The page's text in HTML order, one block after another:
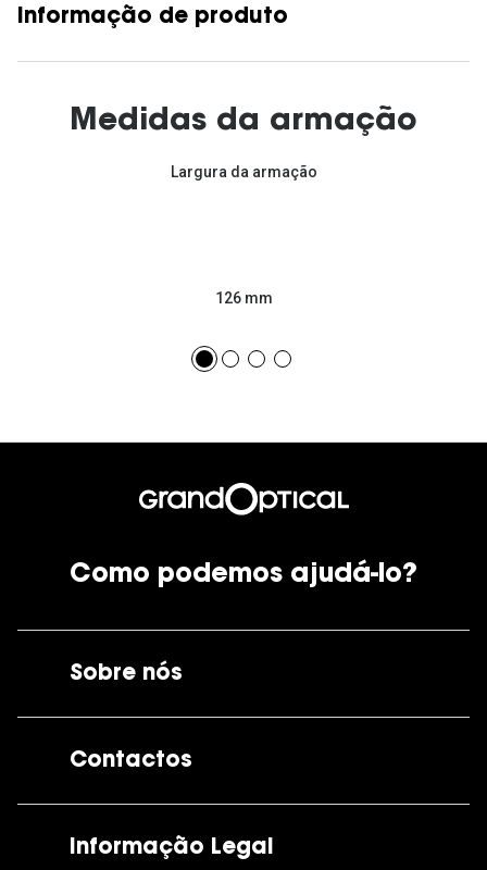
Informação de produto
Medidas da armação
Largura da armação
126 mm
Como podemos ajudá-lo?
Sobre nós
Contactos
Informação Legal